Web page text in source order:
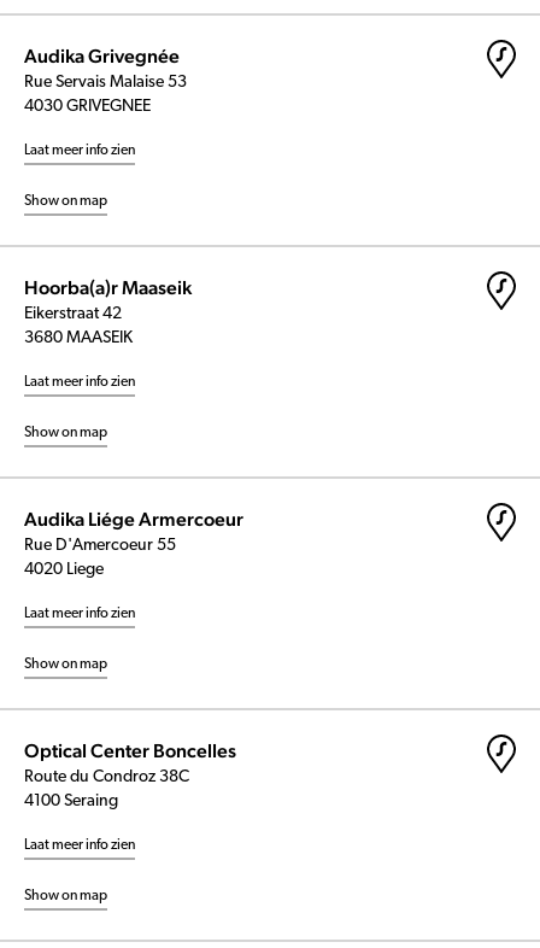
Audika Grivegnée
Rue Servais Malaise 53
4030 GRIVEGNEE
Laat meer info zien
Show on map
Hoorba(a)r Maaseik
Eikerstraat 42
3680 MAASEIK
Laat meer info zien
Show on map
Audika Liége Armercoeur
Rue D'Amercoeur 55
4020 Liege
Laat meer info zien
Show on map
Optical Center Boncelles
Route du Condroz 38C
4100 Seraing
Laat meer info zien
Show on map